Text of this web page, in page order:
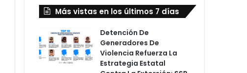
Más vistas en los últimos 7 días
Detención De
Generadores De
Violencia Refuerza La
Estrategia Estatal